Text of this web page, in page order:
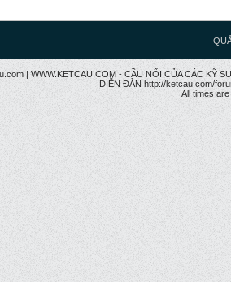
| WWW.KETCAU.COM - CẦU NỐI CỦA CÁC KỸ
DIỄN ĐÀN http://ketcau.com/
All times